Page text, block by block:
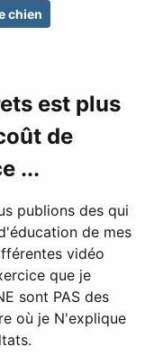
chien
est plus
de
...
publions des qui
de mes
vidéo
que je
sont PAS des
où je N'explique